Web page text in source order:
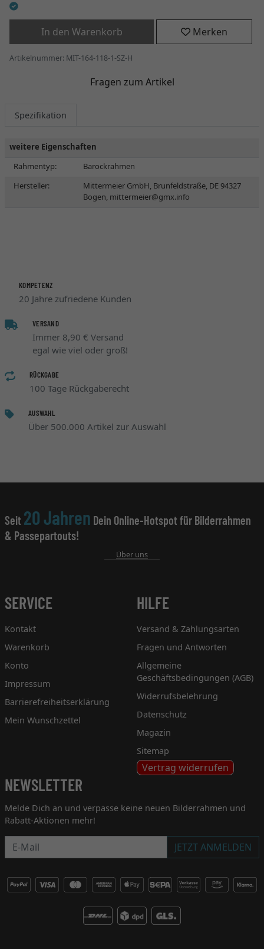
In den Warenkorb Merken
Artikelnummer: MIT-164-118-1-SZ-H
Fragen zum Artikel
Spezifikation
weitere Eigenschaften
Rahmentyp:
Barockrahmen
Hersteller:
Mittermeier GmbH, Brunfeldstraße, DE 94327
Bogen, mittermeier@gmx.info
KOMPETENZ
20 Jahre zufriedene Kunden
VERSAND
Immer 8,90 € Versand
egal wie viel oder groß!
RÜCKGABE
100 Tage Rückgaberecht
AUSWAHL
Über 500.000 Artikel zur Auswahl
Seit 20 Jahren Dein Online-Hotspot für Bilderrahmen
& Passepartouts!
Über uns
SERVICE
Kontakt
Warenkorb
Konto
Impressum
Barrierefreiheitserklärung
Mein Wunschzettel
HILFE
Versand & Zahlungsarten
Fragen und Antworten
Allgemeine
Geschäftsbedingungen (AGB)
Widerrufsbelehrung
Datenschutz
Magazin
Sitemap
Vertrag widerrufen
NEWSLETTER
Melde Dich an und verpasse keine neuen Bilderrahmen und
Rabatt-Aktionen mehr!
Newsletter
JETZT ANMELDEN